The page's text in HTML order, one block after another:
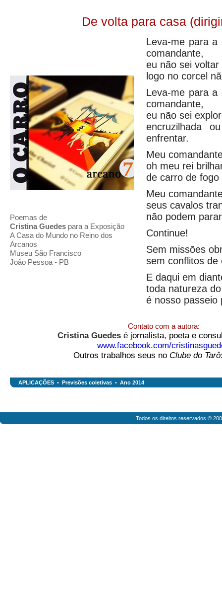
De volta para casa
Poemas de
Cristina Guedes para a Exposição
A Casa do Mundo no Reino dos
Arcanos
Museu São Francisco
João Pessoa - PB
Leva-me para a
comandante,
eu não sei voltar
logo no corcel
Leva-me para a
comandante,
eu não sei
encruzilhada
enfrentar.
Meu
oh meu rei
de carro de fogo
Meu
seus cavalos
não podem
Continue!
Sem missões
sem conflitos de
E daqui em
toda natureza
é nosso passeio
Contato com a autora:
Cristina Guedes é jornalista, poeta e
www.facebook.com/
Outros trabalhos seus no Clube do Tarô
APLICAÇÕES • Previsões coletivas • Ano 2014
Todos os direitos reservados ©